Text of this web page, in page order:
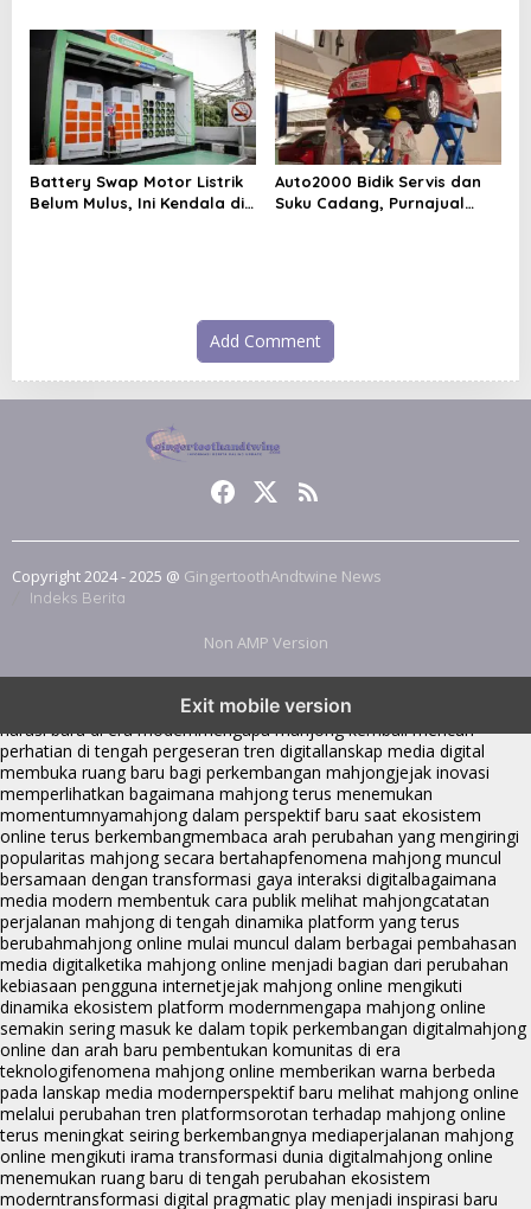
Battery Swap Motor Listrik
Belum Mulus, Ini Kendala di
Auto2000 Bidik Servis dan
Suku Cadang, Purnajual
Add Comment
Copyright 2024 - 2025 @ GingertoothAndtwine News
Indeks Berita
Non AMP Version
Exit mobile version
dari komunitas hingga platform mahjong membangun
narasi baru di era modernmengapa mahjong kembali mencuri
perhatian di tengah pergeseran tren digitallanskap media digital
membuka ruang baru bagi perkembangan mahjongjejak inovasi
memperlihatkan bagaimana mahjong terus menemukan
momentumnyamahjong dalam perspektif baru saat ekosistem
online terus berkembangmembaca arah perubahan yang mengiringi
popularitas mahjong secara bertahapfenomena mahjong muncul
bersamaan dengan transformasi gaya interaksi digitalbagaimana
media modern membentuk cara publik melihat mahjongcatatan
perjalanan mahjong di tengah dinamika platform yang terus
berubahmahjong online mulai muncul dalam berbagai pembahasan
media digitalketika mahjong online menjadi bagian dari perubahan
kebiasaan pengguna internetjejak mahjong online mengikuti
dinamika ekosistem platform modernmengapa mahjong online
semakin sering masuk ke dalam topik perkembangan digitalmahjong
online dan arah baru pembentukan komunitas di era
teknologifenomena mahjong online memberikan warna berbeda
pada lanskap media modernperspektif baru melihat mahjong online
melalui perubahan tren platformsorotan terhadap mahjong online
terus meningkat seiring berkembangnya mediaperjalanan mahjong
online mengikuti irama transformasi dunia digitalmahjong online
menemukan ruang baru di tengah perubahan ekosistem
moderntransformasi digital pragmatic play menjadi inspirasi baru